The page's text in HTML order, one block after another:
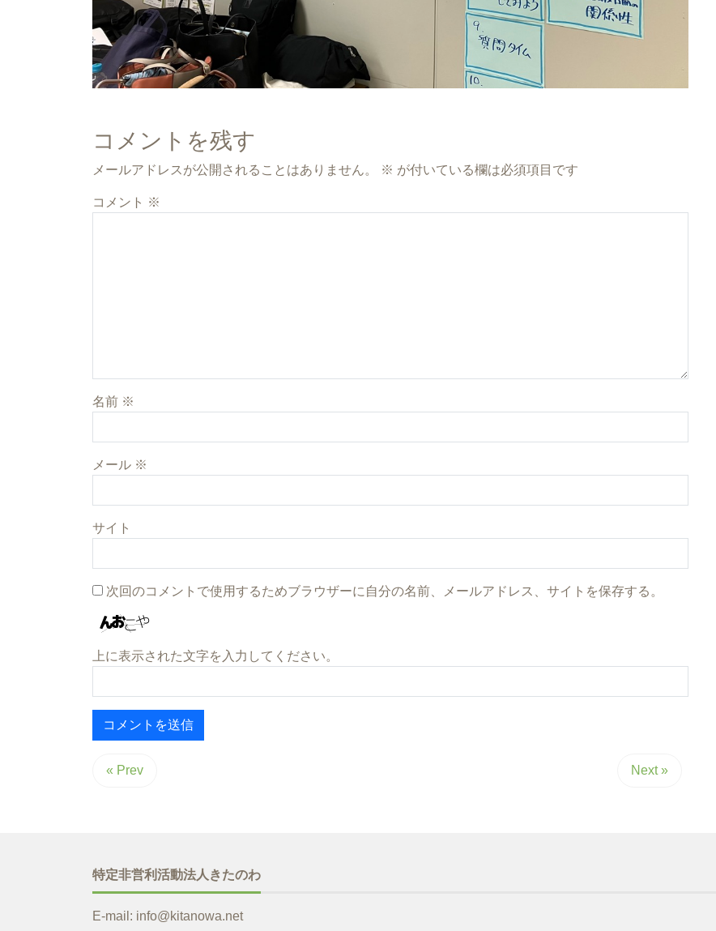
コメントを残す
メールアドレスが公開されることはありません。 ※ が付いている欄は必須項目です
コメント ※
名前 ※
メール ※
サイト
次回のコメントで使用するためブラウザーに自分の名前、メールアドレス、サイトを保存する。
上に表示された文字を入力してください。
« Prev Next »
特定非営利活動法人きたのわ
E-mail: info@kitanowa.net